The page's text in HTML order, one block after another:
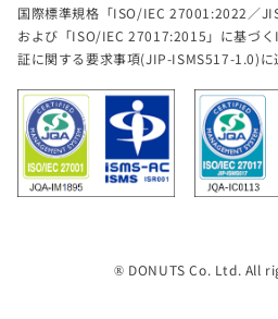
国際標準規格「ISO/IEC 27001:2022／
および「ISO/IEC 27017:2015」に基づ
証に関する要求事項(JIP-ISMS517-1.0)に
® DONUTS Co. Ltd. All